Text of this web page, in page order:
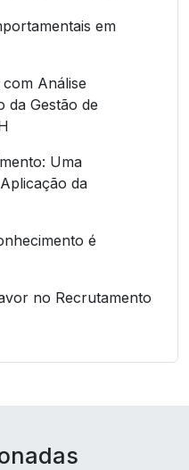
em
Análise
da Gestão de
Uma
da
é
no Recrutamento